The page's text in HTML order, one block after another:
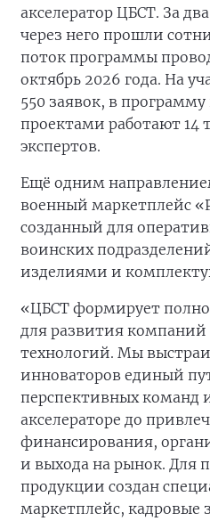
акселератор ЦБСТ. За
через него прошли
поток программы
октябрь 2026 года. На
550 заявок, в
проектами работают 14
экспертов.
Ещё одним
военный маркетплейс
созданный для
воинских
изделиями и
«ЦБСТ формирует
для развития компаний
технологий. Мы
инноваторов единый
перспективных команд
акселераторе до
финансирования,
и выхода на рынок. Для
продукции создан
маркетплейс, кадровые